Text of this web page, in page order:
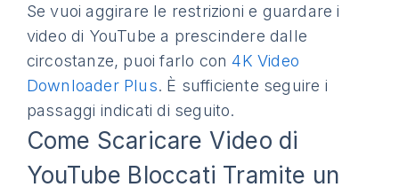
Se vuoi aggirare le restrizioni e guardare i
video di YouTube a prescindere dalle
circostanze, puoi farlo con4K Video
Downloader Plus. È sufficiente seguire i
passaggi indicati di seguito.
Come Scaricare Video di
YouTube Bloccati Tramite un